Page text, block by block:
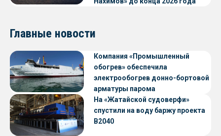
Главные новости
Компания «Промышленный
обогрев» обеспечила
электрообогрев донно-бортовой
арматуры парома
«Петропавловск» проекта CNF22
На «Жатайской судоверфи»
спустили на воду баржу проекта
В2040